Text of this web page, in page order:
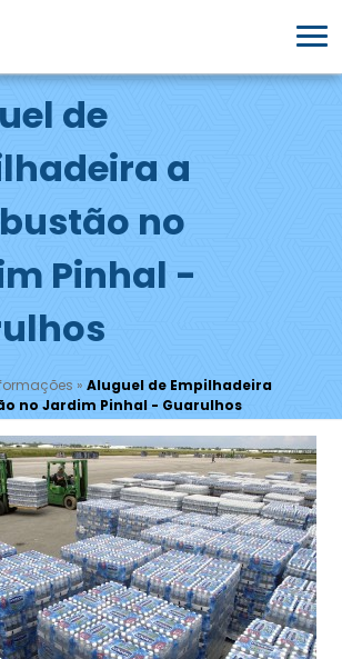
de
a
no
Pinhal -
» Aluguel de Empilhadeira
no Jardim Pinhal - Guarulhos